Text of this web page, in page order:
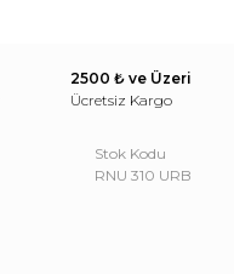
2500 ₺ ve Üzeri
Ücretsiz Kargo
Stok Kodu
RNU 310 URB